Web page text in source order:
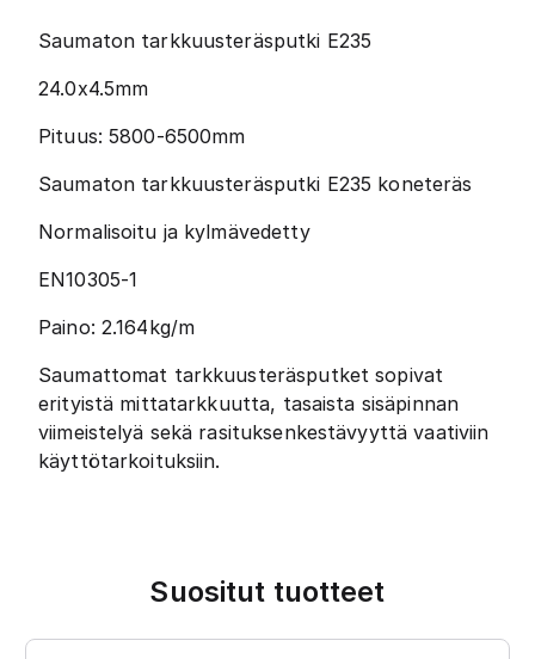
Saumaton tarkkuusteräsputki E235
24.0x4.5mm
Pituus: 5800-6500mm
Saumaton tarkkuusteräsputki E235 koneteräs
Normalisoitu ja kylmävedetty
EN10305-1
Paino: 2.164kg/m
Saumattomat tarkkuusteräsputket sopivat
erityistä mittatarkkuutta, tasaista sisäpinnan
viimeistelyä sekä rasituksenkestävyyttä vaativiin
käyttötarkoituksiin.
Suositut tuotteet